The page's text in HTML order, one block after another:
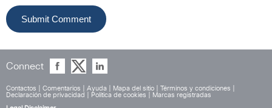
Connect
Contactos Comentarios Ayuda Mapa del sitio Términos y condiciones
Declaración de privacidad
Política de cookies
Marcas registradas